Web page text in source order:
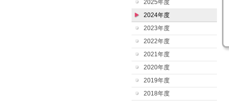
2025年度
2024年度
2023年度
2022年度
2021年度
2020年度
2019年度
2018年度